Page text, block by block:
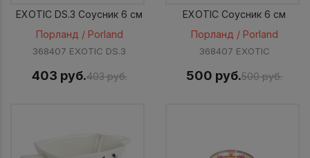
EXOTIC DS.3 Соусник 6 см
Порланд / Porland
368407 EXOTIC DS.3
403 руб.403 руб.
EXOTIC Соусник 6 см
Порланд / Porland
368407 EXOTIC
500 руб.500 руб.